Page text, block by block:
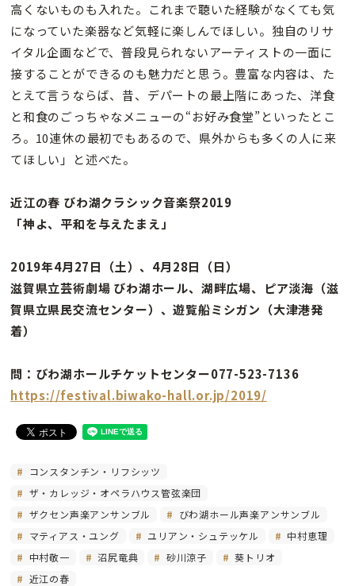
高くないものも入れた。これまで聴いた経験がなくても気
になっていた楽器など気軽に楽しんでほしい。独自のリサ
イタル企画などで、普段見られないアーティストの一面に
接することができるのも魅力だと思う。豊富な内容は、た
とえて言うならば、昔、デパートの最上階にあった、洋食
と和食のごっちゃなメニューの“お好み食堂”といったとこ
ろ。10連休の最初でもあるので、県外からも多くの人に来
てほしい」と述べた。
近江の春 びわ湖クラシック音楽祭2019
「神よ、平和を与えたまえ」
2019年4月27日（土）、4月28日（日）
滋賀県立芸術劇場 びわ湖ホール、湖畔広場、ピア淡海（滋
賀県立県民交流センター）、遊覧船ミシガン（大津港発
着）
問：びわ湖ホールチケットセンター077-523-7136
https://festival.biwako-hall.or.jp/2019/
コンスタンチン・リフシッツ
ザ・カレッジ・オペラハウス管弦楽団
ザクセン声楽アンサンブル
びわ湖ホール声楽アンサンブル
マティアス・ユング
ユリアン・シュテッケル
中村恵理
中村敬一
沼尻竜典 砂川涼子
葵トリオ
近江の春